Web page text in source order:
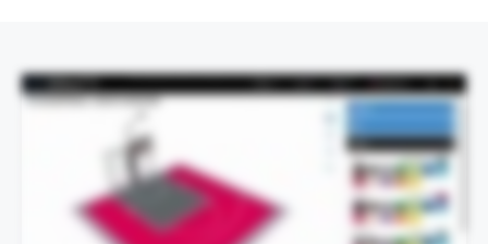
This video demonstrates the design process visually and does not contain spoken audio.